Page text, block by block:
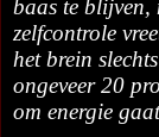
baas te blijven,
zelfcontrole
het brein
ongeveer 20
om energie